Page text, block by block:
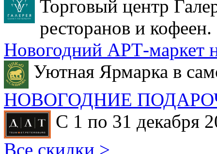
Торговый центр
ресторанов и кофеен.
Новогодний АРТ-маркет
Уютная Ярмарка в
НОВОГОДНИЕ
С 1 по 31 декабря
Все скидки >